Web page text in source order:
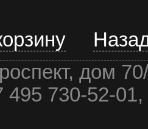
дом
495 730-52-